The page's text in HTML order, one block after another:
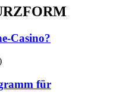
Casino?
für